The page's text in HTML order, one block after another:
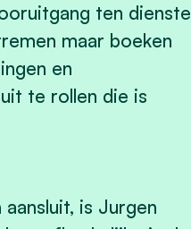
ten dienste
maar boeken
en
te rollen die is
is Jurgen